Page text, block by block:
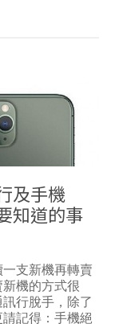
及手機
知道的事
支新機再轉賣
機的方式很
行脫手，除了
記得：手機絕